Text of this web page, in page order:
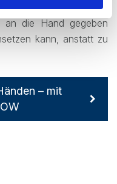
verfügen indem Ihrem
an die Hand gegeben
kann, anstatt zu
– mit